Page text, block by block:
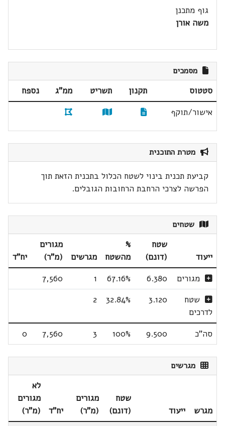
גוף מתכנן
משה אורן
מסמכים
סטטוס תקנון תשריט ממ"ג
נספח
אישור/תוקף
מטרת התוכנית
קביעת תכנית בינוי לשטח הכלול בתכנית הזאת תוך
הפרשה לצרכי הרחבת הרחובות הגובלים.
שטחים
ייעוד
שטח
(דונם)
%
מהשטח
מגרשים
מגורים
(מ"ר)
יח"ד
מגורים
6.380
67.16%
1
7,560
שטח
לדרכים
3.120
32.84%
2
סה"כ 9.500
100%
3
7,560
0
מגרשים
מגרש ייעוד
שטח
(דונם)
מגורים
(מ"ר)
יח"ד
לא
מגורים
(מ"ר)